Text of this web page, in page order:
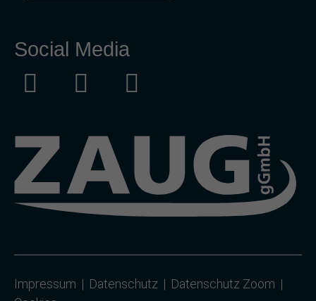
Social Media
Impressum Datenschutz
Datenschutz Zoom